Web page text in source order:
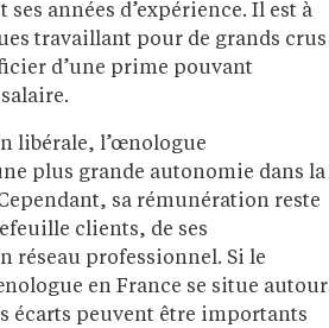
ses années d’expérience. Il est à
travaillant pour de grands crus
d’une prime pouvant
libérale, l’œnologue
plus grande autonomie dans la
sa rémunération reste
clients, de ses
réseau professionnel. Si le
en France se situe autour
écarts peuvent être importants